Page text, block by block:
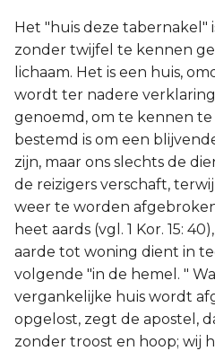
Het "huis deze tabernakel"
zonder twijfel te kennen
lichaam. Het is een huis,
wordt ter nadere
genoemd, om te kennen
bestemd is om een
zijn, maar ons slechts de
de reizigers verschaft,
weer te worden afgebroken
heet aards (vgl. 1 Kor. 15:
aarde tot woning dient in
volgende "in de hemel. "
vergankelijke huis wordt
opgelost, zegt de apostel,
zonder troost en hoop; wij